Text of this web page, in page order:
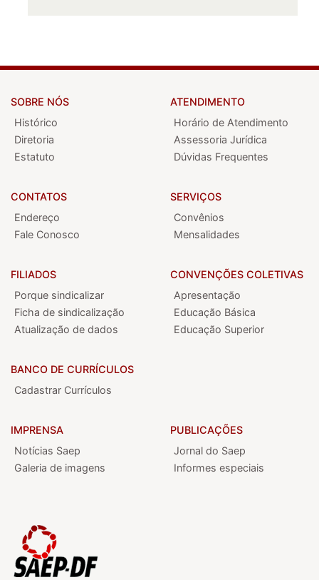
SOBRE NÓS
Histórico
Diretoria
Estatuto
CONTATOS
Endereço
Fale Conosco
ATENDIMENTO
Horário de Atendimento
Assessoria Jurídica
Dúvidas Frequentes
SERVIÇOS
Convênios
Mensalidades
FILIADOS
Porque sindicalizar
Ficha de sindicalização
Atualização de dados
BANCO DE CURRÍCULOS
Cadastrar Currículos
CONVENÇÕES COLETIVAS
Apresentação
Educação Básica
Educação Superior
IMPRENSA
Notícias Saep
Galeria de imagens
PUBLICAÇÕES
Jornal do Saep
Informes especiais